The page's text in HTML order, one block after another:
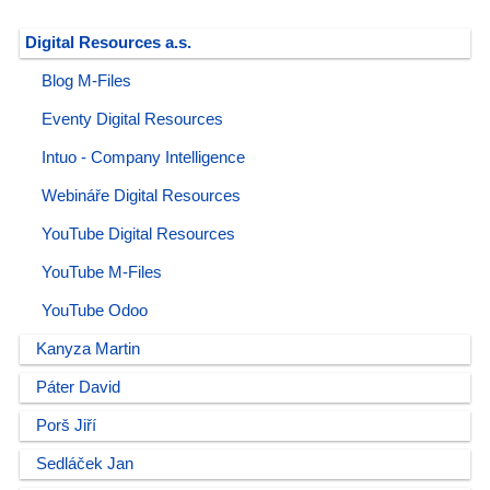
Digital Resources a.s.
Blog M-Files
Eventy Digital Resources
Intuo - Company Intelligence
Webináře Digital Resources
YouTube Digital Resources
YouTube M-Files
YouTube Odoo
Kanyza Martin
Páter David
Porš Jiří
Sedláček Jan